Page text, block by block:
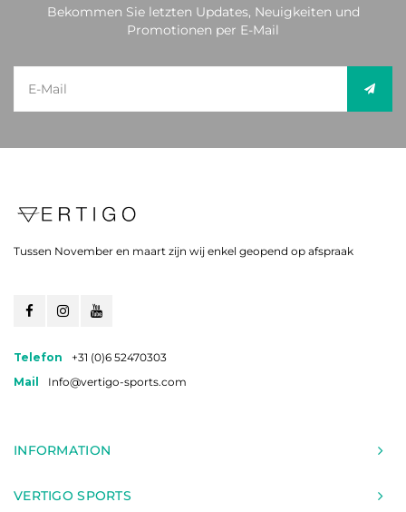
Bekommen Sie letzten Updates, Neuigkeiten und
Promotionen per E-Mail
Tussen November en maart zijn wij enkel geopend op afspraak
Telefon
+31 (0)6 52470303
Mail
Info@vertigo-sports.com
INFORMATION
VERTIGO SPORTS